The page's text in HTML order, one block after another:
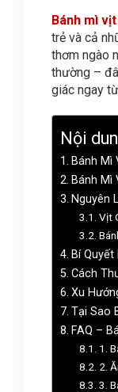
Bánh mì
trẻ và cả
thơm ngào
thường –
giác ngay
Nội
Bánh Mì
Bánh Mì
Nguyên
Vịt
Bí
Cách
Xu
Tại Sao
FAQ –
1.
2.
3.